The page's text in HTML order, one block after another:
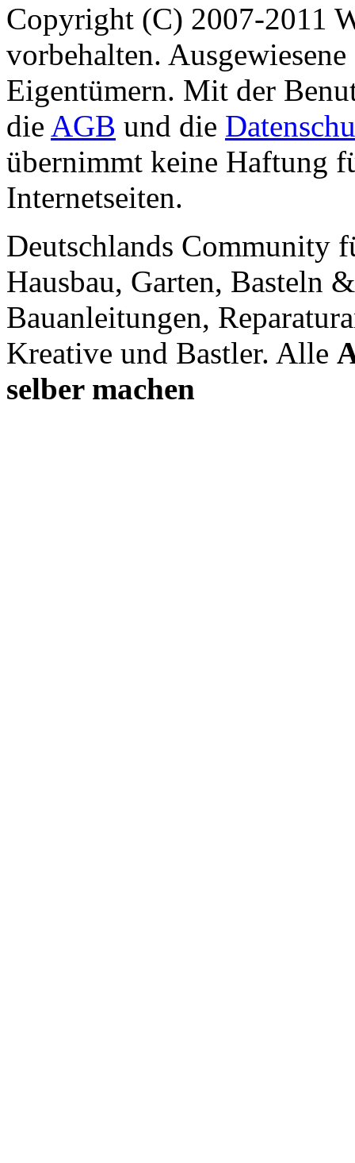
Copyright (C) 2007-2011
vorbehalten.
Eigentümern. Mit der
die AGB und die
übernimmt keine Haftung
Internetseiten.
Deutschlands Community
Hausbau, Garten, Basteln
Bauanleitungen,
Kreative und Bastler. Alle
selber machen